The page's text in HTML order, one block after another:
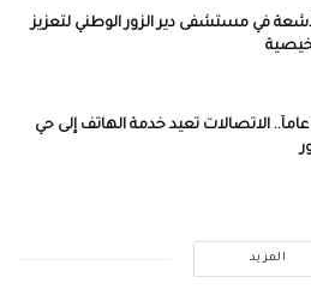
في مستشفى دير الزور الوطني لتعزيز
بعد انقطاع 14 عاماً.. الاتصالات تعيد خدمة الهاتف إلى حي
المزيد